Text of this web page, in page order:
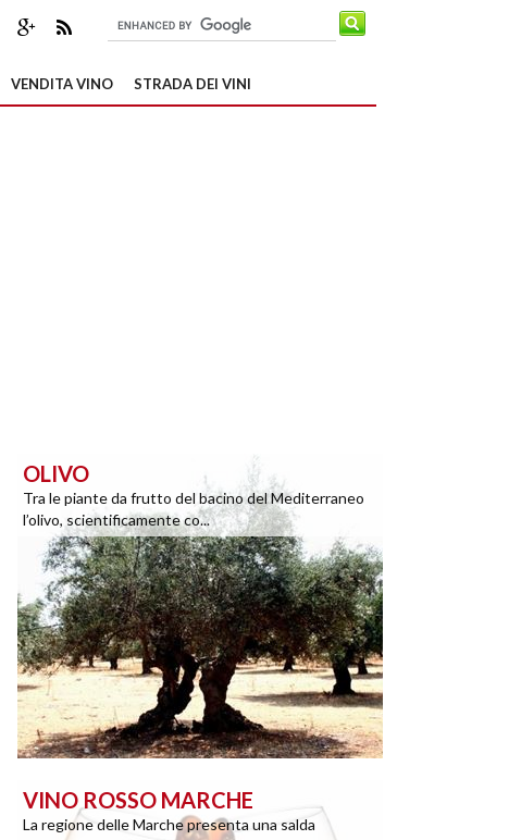
VENDITA VINO STRADA DEI VINI
OLIVO
Tra le piante da frutto del bacino del Mediterraneo
l’olivo, scientificamente co...
VINO ROSSO MARCHE
La regione delle Marche presenta una salda